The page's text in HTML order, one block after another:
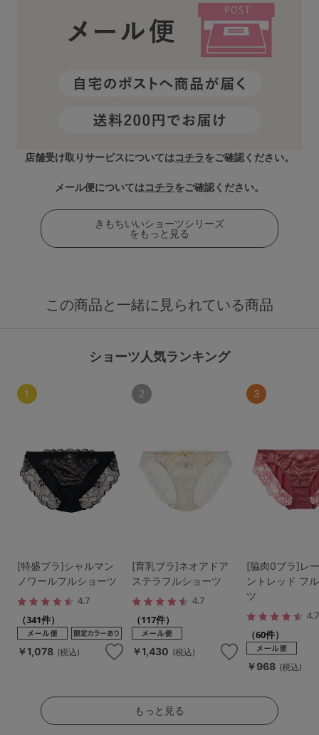
店舗受け取りサービスについてはコチラ をご確認ください。
メール便についてはコチラ をご確認ください。
きもちいいショーツシリーズ
をもっと見る
この商品と一緒に見られている商品
ショーツ人気ランキング
1
[特盛ブラ]シャルマン
ノワールフルショーツ
4.7
（341件）
￥1,078 (税込)
2
[育乳ブラ]ネオアドア
ステラフルショーツ
4.7
（117件）
￥1,430 (税込)
3
[脇肉0ブラ]レ
ントレッド フ
ツ
4.7
（60件）
￥968 (税込)
もっと見る